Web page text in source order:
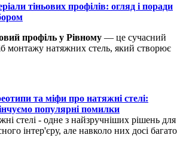
тіньових профілів: огляд і поради
профіль у Рівному — це сучасний
монтажу натяжних стель, який створює
та міфи про натяжні стелі:
популярні помилки
стелі - одне з найзручніших рішень для
інтер'єру, але навколо них досі багато